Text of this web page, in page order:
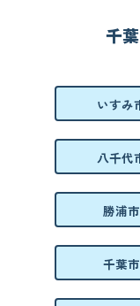
千
いすみ
八千代
勝浦市
千葉市